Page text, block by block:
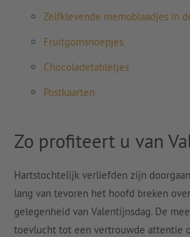
Zelfklevende memoblaadjes in
Fruitgomsnoepjes
Chocoladetabletjes
Postkaarten
Zo profiteert u van
Hartstochtelijk verliefden zijn
lang van tevoren het hoofd breken
gelegenheid van Valentijnsdag. De
toevlucht tot een vertrouwde attentie